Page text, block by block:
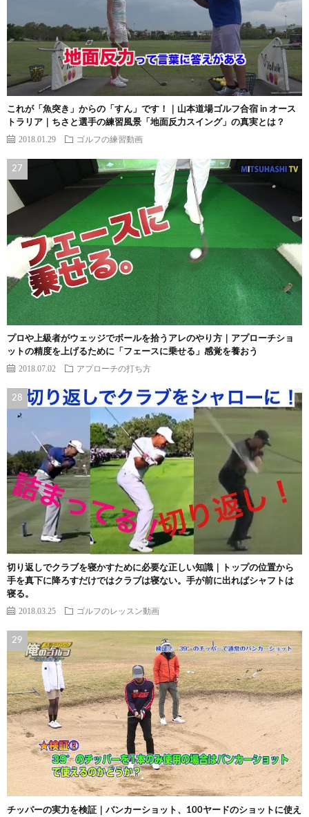
これが「魚突き」からの「すん」です！｜山本道場ゴルフ合宿 in オース
トラリア｜ちさと選手の練習風景「地面反力スイング」の真実とは？
2018.01.29 ゴルフの練習動画
プロや上級者がウェッジでボールを拾うアレのやり方｜アプローチショ
ットの精度を上げるために「フェースに乗せる」感覚を養おう
2018.07.02 アプローチの打ち方
切り返しでクラブを寝かすために必要な正しい知識｜トップの位置から
手を真下に降ろすだけではクラブは寝ない。手が前に出ればシャフトは
寝る。
2018.03.25 ゴルフのレッスン動画
チッパーの実力を検証｜バンカーショット、100ヤードのショットに使え